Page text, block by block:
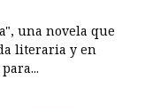
una novela que
literaria y en